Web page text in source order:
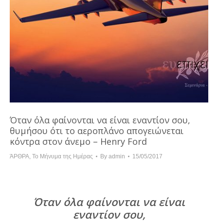
Όταν όλα φαίνονται να είναι εναντίον σου,
θυμήσου ότι το αεροπλάνο απογειώνεται
κόντρα στον άνεμο – Henry Ford
ΆΡΘΡΑ, Το Μήνυμα της Ημέρας By admin 15/05/2017
Όταν όλα φαίνονται να είναι
εναντίον σου,